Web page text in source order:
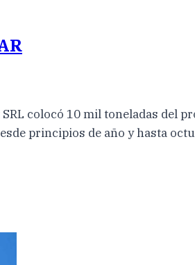
colocó 10 mil toneladas del
principios de año y hasta